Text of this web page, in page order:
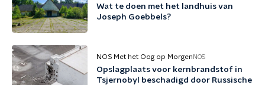
Wat te doen met het landhuis van
Joseph Goebbels?
NOS Met het Oog op Morgen NOS
Opslagplaats voor kernbrandstof in
Tsjernobyl beschadigd door Russische